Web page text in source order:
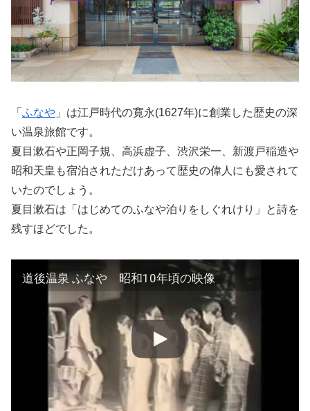
「 ふなや 」は江戸時代の寛永(1627年)に創業した歴史の深
い温泉旅館です。
夏目漱石や正岡子規、高浜虚子、渋沢栄一、新渡戸稲造や
昭和天皇も宿泊されただけあって歴史の偉人にも愛されて
いたのでしょう。
夏目漱石は「はじめてのふなや泊りをしぐれけり」と詩を
残すほどでした。
道後温泉 ふなや 昭和10年頃の映像